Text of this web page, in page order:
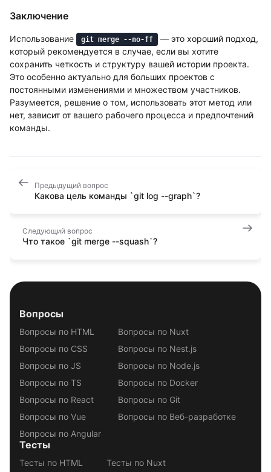
Заключение
Использование git merge --no-ff
— это хороший подход,
который рекомендуется в случае, если вы хотите
сохранить четкость и структуру вашей истории проекта.
Это особенно актуально для больших проектов с
постоянными изменениями и множеством участников.
Разумеется, решение о том, использовать этот метод или
нет, зависит от вашего рабочего процесса и предпочтений
команды.
Предыдущий вопрос
Какова цель команды `git log --graph`?
Следующий вопрос
Что такое `git merge --squash`?
Вопросы
Вопросы по HTML
Вопросы по CSS
Вопросы по JS
Вопросы по TS
Вопросы по React
Вопросы по Vue
Вопросы по Angular
Вопросы по Nuxt
Вопросы по Nest.js
Вопросы по Node.js
Вопросы по Docker
Вопросы по Git
Вопросы по Веб-разработке
Тесты
Тесты по HTML Тесты по Nuxt